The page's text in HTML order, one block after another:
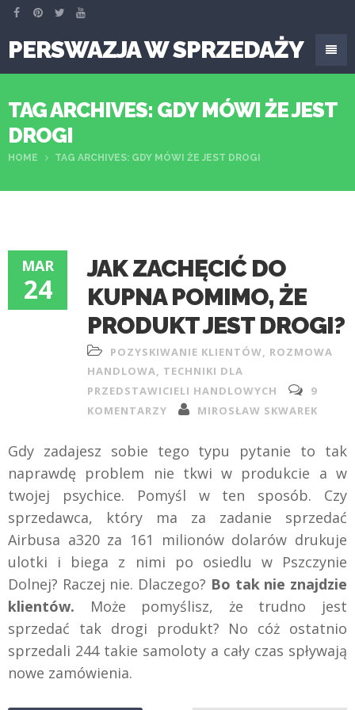
PERSWAZJA W SPRZEDAŻY
TAG ARCHIVES: GDY MÓWI ŻE JEST
DROGI
HOME TAG ARCHIVES: GDY MÓWI ŻE JEST DROGI
MAR
24
JAK ZACHĘCIĆ DO
KUPNA POMIMO, ŻE
PRODUKT JEST DROGI?
POZYSKIWANIE KLIENTÓW, ROZMOWA
HANDLOWA, TECHNIKI DLA
PRZEDSTAWICIELI HANDLOWYCH
9
KOMENTARZY
MIROSŁAW SKWAREK
Gdy zadajesz sobie tego typu pytanie to tak
naprawdę problem nie tkwi w produkcie a w
twojej psychice. Pomyśl w ten sposób. Czy
sprzedawca, który ma za zadanie sprzedać
Airbusa a320 za 161 milionów dolarów drukuje
ulotki i biega z nimi po osiedlu w Pszczynie
Dolnej? Raczej nie. Dlaczego? Bo tak nie znajdzie
klientów. Może pomyślisz, że trudno jest
sprzedać tak drogi produkt? No cóż ostatnio
sprzedali 244 takie samoloty a cały czas spływają
nowe zamówienia.